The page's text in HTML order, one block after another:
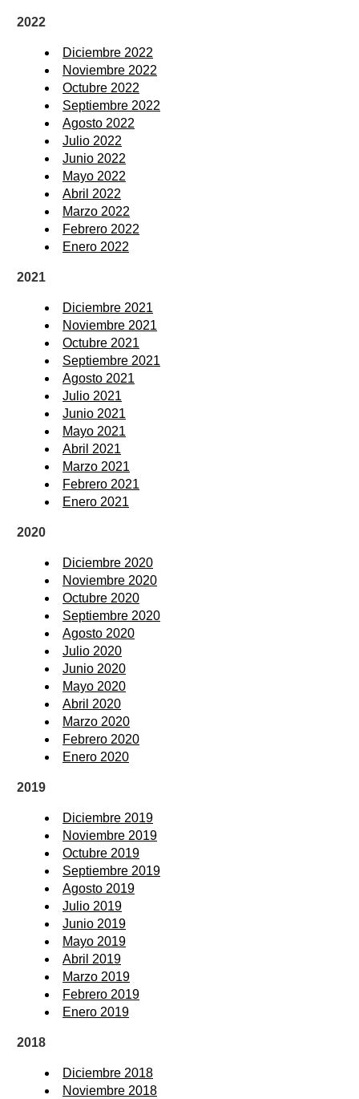
2022
Diciembre 2022
Noviembre 2022
Octubre 2022
Septiembre 2022
Agosto 2022
Julio 2022
Junio 2022
Mayo 2022
Abril 2022
Marzo 2022
Febrero 2022
Enero 2022
2021
Diciembre 2021
Noviembre 2021
Octubre 2021
Septiembre 2021
Agosto 2021
Julio 2021
Junio 2021
Mayo 2021
Abril 2021
Marzo 2021
Febrero 2021
Enero 2021
2020
Diciembre 2020
Noviembre 2020
Octubre 2020
Septiembre 2020
Agosto 2020
Julio 2020
Junio 2020
Mayo 2020
Abril 2020
Marzo 2020
Febrero 2020
Enero 2020
2019
Diciembre 2019
Noviembre 2019
Octubre 2019
Septiembre 2019
Agosto 2019
Julio 2019
Junio 2019
Mayo 2019
Abril 2019
Marzo 2019
Febrero 2019
Enero 2019
2018
Diciembre 2018
Noviembre 2018